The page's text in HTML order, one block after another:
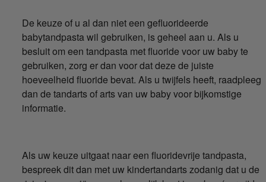
De keuze of u al dan niet een gefluorideerde
babytandpasta wil gebruiken, is geheel aan u. Als u
besluit om een tandpasta met fluoride voor uw baby te
gebruiken, zorg er dan voor dat deze de juiste
hoeveelheid fluoride bevat. Als u twijfels heeft, raadpleeg
dan de tandarts of arts van uw baby voor bijkomstige
informatie.
Als uw keuze uitgaat naar een fluoridevrije tandpasta,
bespreek dit dan met uw kindertandarts zodanig dat u de